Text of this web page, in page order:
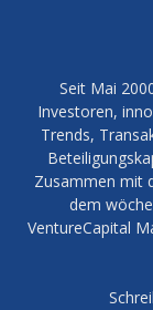
Seit Mai
Investoren,
Trends,
Zusammen mit
dem
VentureCapital